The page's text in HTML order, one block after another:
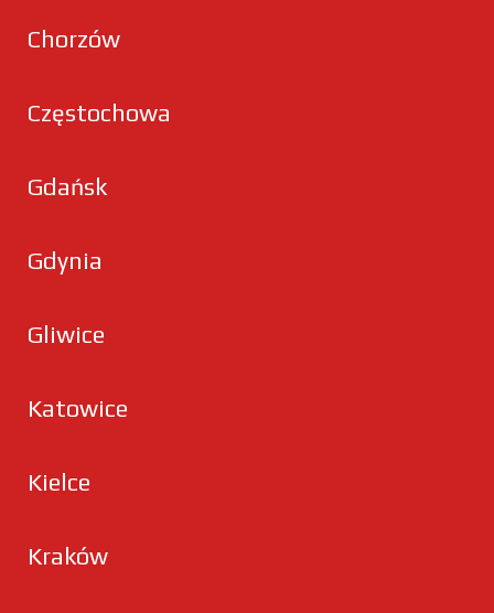
Chorzów
Częstochowa
Gdańsk
Gdynia
Gliwice
Katowice
Kielce
Kraków